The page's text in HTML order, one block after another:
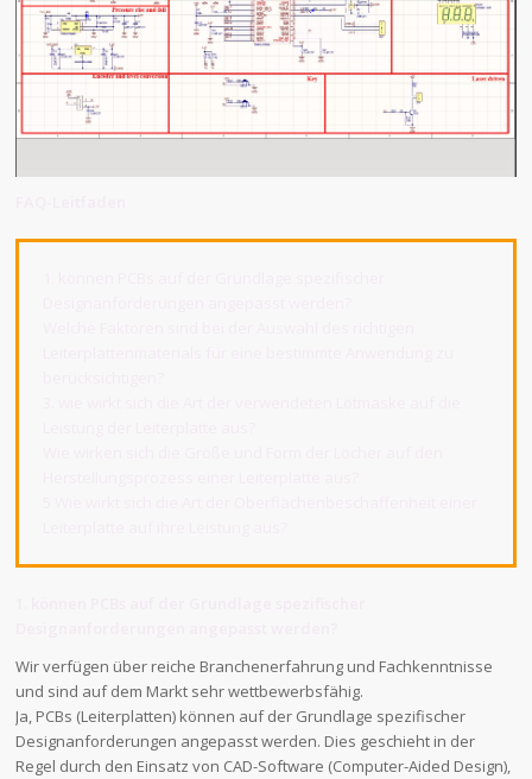
Wir verfügen über reiche Branchenerfahrung und Fachkenntnisse
und sind auf dem Markt sehr wettbewerbsfähig.
Ja, PCBs (Leiterplatten) können auf der Grundlage spezifischer
Designanforderungen angepasst werden. Dies geschieht in der
Regel durch den Einsatz von CAD-Software (Computer-Aided Design),